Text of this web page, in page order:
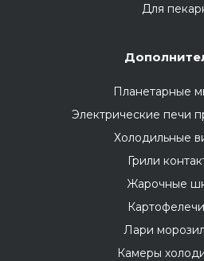
Для
Планетарные
Электрические печи
Холодильные
Грили
Жарочные
Лари
Камеры